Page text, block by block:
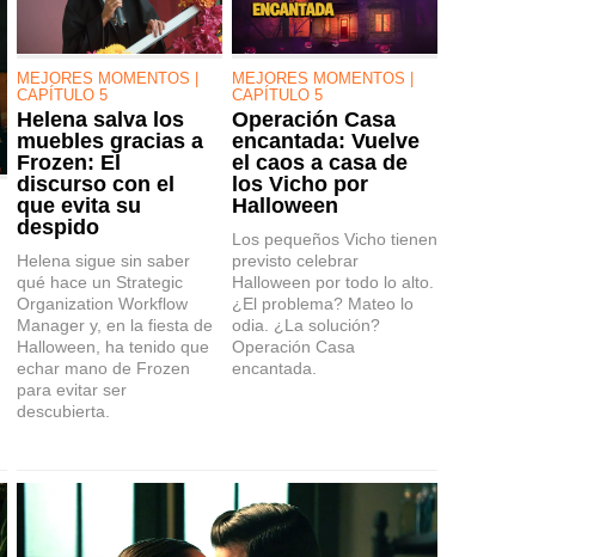
MEJORES MOMENTOS |
CAPÍTULO 5
Helena salva los
muebles gracias a
Frozen: El
discurso con el
que evita su
despido
Helena sigue sin saber
qué hace un Strategic
Organization Workflow
Manager y, en la fiesta de
Halloween, ha tenido que
echar mano de Frozen
para evitar ser
descubierta.
MEJORES MOMENTOS |
CAPÍTULO 5
Operación Casa
encantada: Vuelve
el caos a casa de
los Vicho por
Halloween
Los pequeños Vicho tienen
previsto celebrar
Halloween por todo lo alto.
¿El problema? Mateo lo
odia. ¿La solución?
Operación Casa
encantada.